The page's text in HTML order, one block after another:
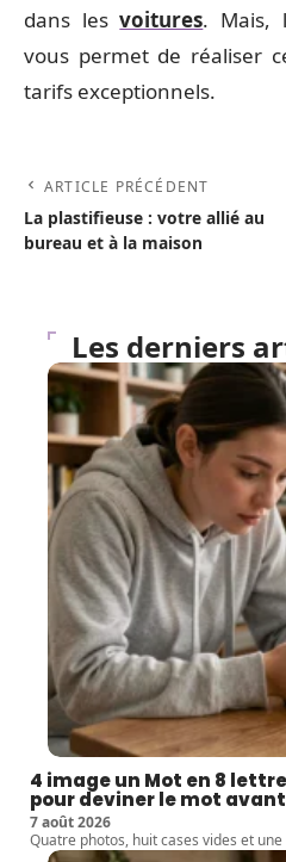
dans lesvoitures. Mais,
vous permet de réaliser
tarifs exceptionnels.
ARTICLE PRÉCÉDENT
La plastifieuse : votre allié au
bureau et à la maison
Les derniers
4 image un Mot en 8
pour deviner le mot
7 août 2026
Quatre photos, huit cases vides et